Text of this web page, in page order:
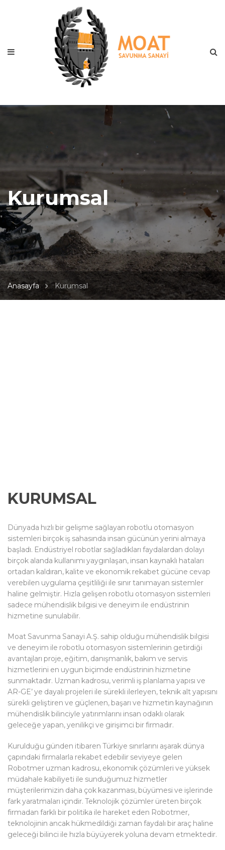
Kurumsal
Anasayfa Kurumsal
KURUMSAL
Dünyada hızlı bir gelişme sağlayan robotlu otomasyon
sistemleri birçok iş sahasında insan gücünün yerini almaya
başladı. Endüstriyel robotlar sağladıkları faydalardan dolayı
birçok alanda kullanımı yaygınlaşan, insan kaynaklı hataları
ortadan kaldıran, kalite ve ekonomik rekabet gücüne cevap
verebilen uygulama çeşitliliği ile sınır tanımayan sistemler
haline gelmiştir. Hızla gelişen robotlu otomasyon sistemleri
sadece mühendislik bilgisi ve deneyim ile endüstrinin
hizmetine sunulabilir.
Moat Savunma Sanayi A.Ş. sahip olduğu mühendislik bilgisi
ve deneyim ile robotlu otomasyon sistemlerinin getirdiği
avantajları proje, eğitim, danışmanlık, bakım ve servis
hizmetlerini en uygun biçimde endüstrinin hizmetine
sunmaktadır. Uzman kadrosu, verimli iş planlama yapısı ve
AR-GE’ ye dayalı projeleri ile sürekli ilerleyen, teknik alt yapısını
sürekli geliştiren ve güçlenen, başarı ve hizmetin kaynağının
mühendislik bilinciyle yatırımlarını insan odaklı olarak
geleceğe yapan, yenilikçi ve girişimci bir firmadır.
Kurulduğu günden itibaren Türkiye sınırlarını aşarak dünya
çapındaki firmalarla rekabet edebilir seviyeye gelen
Robotmer uzman kadrosu, ekonomik çözümleri ve yüksek
müdahale kabiliyeti ile sunduğumuz hizmetler
müşterilerimizin daha çok kazanması, büyümesi ve işlerinde
fark yaratmaları içindir. Teknolojik çözümler üreten birçok
firmadan farklı bir politika ile hareket eden Robotmer,
teknolojinin ancak hükmedildiği zaman faydalı bir araç haline
geleceği bilinci ile hızla büyüyerek yoluna devam etmektedir.